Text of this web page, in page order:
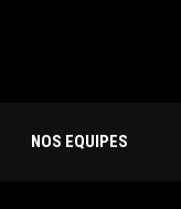
NOS EQUIPES